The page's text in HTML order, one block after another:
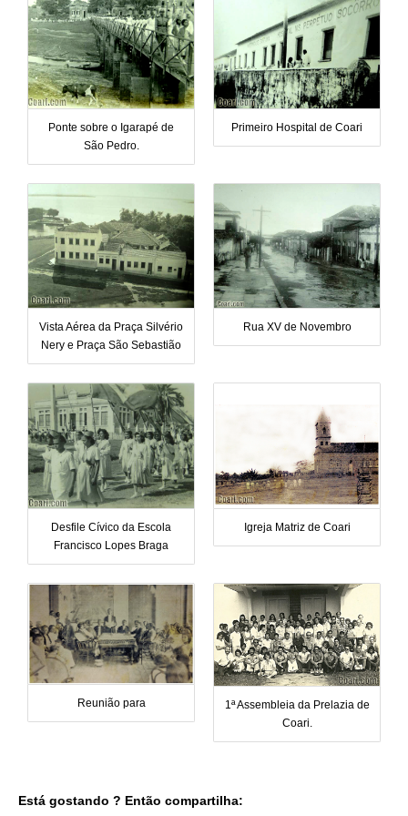
Ponte sobre o Igarapé de
São Pedro.
Primeiro Hospital de Coari
Vista Aérea da Praça Silvério
Nery e Praça São Sebastião
Rua XV de Novembro
Desfile Cívico da Escola
Francisco Lopes Braga
Igreja Matriz de Coari
Reunião para
1ª Assembleia da Prelazia de
Coari.
Está gostando ? Então compartilha: